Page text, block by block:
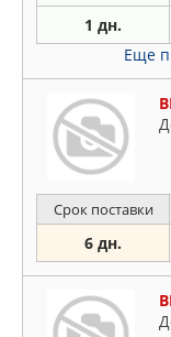
1 дн.
Еще
Срок поставки
6 дн.